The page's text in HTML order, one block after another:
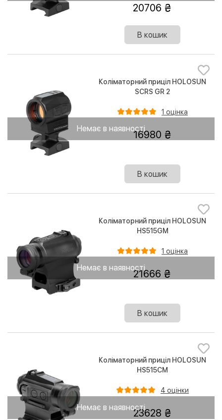
20706
В кошик
Немає в наявності
Коліматорний приціл HOLOSUN
SCRS GR 2
1 оцінка
16980
В кошик
Немає в наявності
Коліматорний приціл HOLOSUN
HS515GM
1 оцінка
21666
В кошик
Немає в наявності
Коліматорний приціл HOLOSUN
HS515CM
4 оцінки
23628